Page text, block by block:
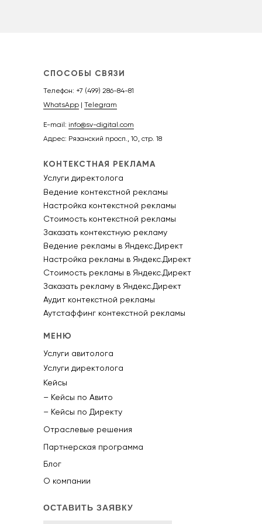
ОСТАВИТЬ ЗАЯВКУ
СПОСОБЫ СВЯЗИ
Телефон: +7 (499) 286-84-81
WhatsApp
Telegram
E-mail: info@sv-digital.com
Адрес: Рязанский просп., 10, стр. 18
Аутстаффинг контекстной рекламы
МЕНЮ
Кейсы
Отраслевые решения
Блог
Партнерская программа
О компании
Услуги авитолога
Услуги директолога
– Кейсы по Авито
– Кейсы по Директу
КОНТЕКСТНАЯ РЕКЛАМА
Настройка контекстной рекламы
Ведение рекламы в Яндекс.Директ
Стоимость рекламы в Яндекс.Директ
Настройка рекламы в Яндекс.Директ
Заказать рекламу в Яндекс.Директ
Аудит контекстной рекламы
Услуги директолога
Ведение контекстной рекламы
Стоимость контекстной рекламы
Заказать контекстную рекламу